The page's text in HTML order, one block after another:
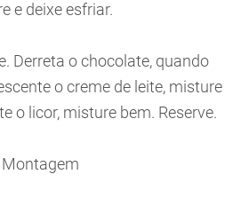
e deixe esfriar.
Derreta o chocolate, quando
o creme de leite, misture
o licor, misture bem. Reserve.
Montagem